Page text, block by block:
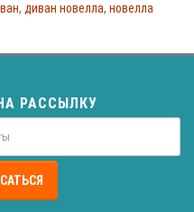
, диван новелла, новелла
РАССЫЛКУ